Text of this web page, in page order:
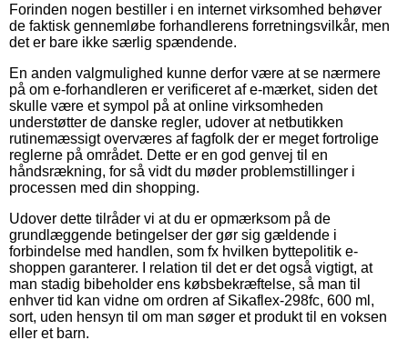
Forinden nogen bestiller i en internet virksomhed behøver
de faktisk gennemløbe forhandlerens forretningsvilkår, men
det er bare ikke særlig spændende.
En anden valgmulighed kunne derfor være at se nærmere
på om e-forhandleren er verificeret af e-mærket, siden det
skulle være et sympol på at online virksomheden
understøtter de danske regler, udover at netbutikken
rutinemæssigt overværes af fagfolk der er meget fortrolige
reglerne på området. Dette er en god genvej til en
håndsrækning, for så vidt du møder problemstillinger i
processen med din shopping.
Udover dette tilråder vi at du er opmærksom på de
grundlæggende betingelser der gør sig gældende i
forbindelse med handlen, som fx hvilken byttepolitik e-
shoppen garanterer. I relation til det er det også vigtigt, at
man stadig bibeholder ens købsbekræftelse, så man til
enhver tid kan vidne om ordren af Sikaflex-298fc, 600 ml,
sort, uden hensyn til om man søger et produkt til en voksen
eller et barn.